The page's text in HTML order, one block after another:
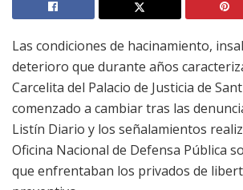
Las condiciones de hacinamiento,
deterioro que durante años
Carcelita del Palacio de Justicia de
comenzado a cambiar tras las
Listín Diario y los señalamientos
Oficina Nacional de Defensa Pública
que enfrentaban los privados de